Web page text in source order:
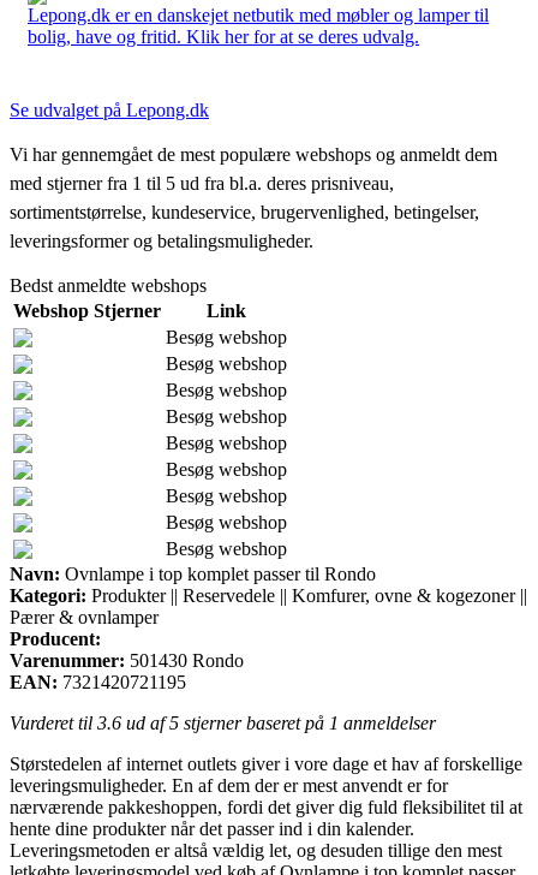
Lepong.dk er en danskejet netbutik med møbler og lamper til
bolig, have og fritid. Klik her for at se deres udvalg.
Se udvalget på Lepong.dk
Vi har gennemgået de mest populære webshops og anmeldt dem
med stjerner fra 1 til 5 ud fra bl.a. deres prisniveau,
sortimentstørrelse, kundeservice, brugervenlighed, betingelser,
leveringsformer og betalingsmuligheder.
Bedst anmeldte webshops
Webshop Stjerner
Link
Besøg webshop
Besøg webshop
Besøg webshop
Besøg webshop
Besøg webshop
Besøg webshop
Besøg webshop
Besøg webshop
Besøg webshop
Navn: Ovnlampe i top komplet passer til Rondo
Kategori: Produkter || Reservedele || Komfurer, ovne & kogezoner ||
Pærer & ovnlamper
Producent:
Varenummer: 501430 Rondo
EAN: 7321420721195
Vurderet til 3.6 ud af 5 stjerner baseret på 1 anmeldelser
Størstedelen af internet outlets giver i vore dage et hav af forskellige
leveringsmuligheder. En af dem der er mest anvendt er for
nærværende pakkeshoppen, fordi det giver dig fuld fleksibilitet til at
hente dine produkter når det passer ind i din kalender.
Leveringsmetoden er altså vældig let, og desuden tillige den mest